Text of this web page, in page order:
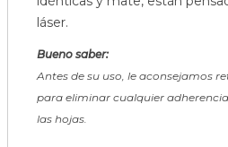
láser.
Bueno saber:
Antes de su uso, le aconsejamos
para eliminar cualquier
las hojas.